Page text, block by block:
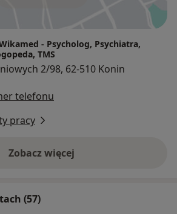
- Psycholog, Psychiatra,
TMS
2/98, 62-510 Konin
telefonu
pracy
Zobacz więcej
(57)